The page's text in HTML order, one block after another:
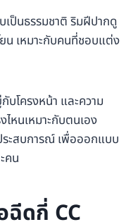
เป็นธรรมชาติ ริมฝีปากดู
น เหมาะกับคนที่ชอบแต่ง
บโครงหน้า และความ
หนเหมาะกับตนเอง
ระสบการณ์ เพื่อออกแบบ
คน
ดกี่ CC